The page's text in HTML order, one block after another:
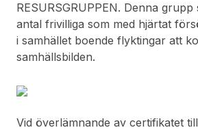
RESURSGRUPPEN. Denna
antal frivilliga som med hjärtat
i samhället boende flyktingar att
samhällsbilden.
Vid överlämnande av certifikatet